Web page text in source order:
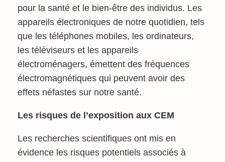
pour la santé et le bien-être des individus. Les
appareils électroniques de notre quotidien, tels
que les téléphones mobiles, les ordinateurs,
les téléviseurs et les appareils
électroménagers, émettent des fréquences
électromagnétiques qui peuvent avoir des
effets néfastes sur notre santé.
Les risques de l’exposition aux CEM
Les recherches scientifiques ont mis en
évidence les risques potentiels associés à